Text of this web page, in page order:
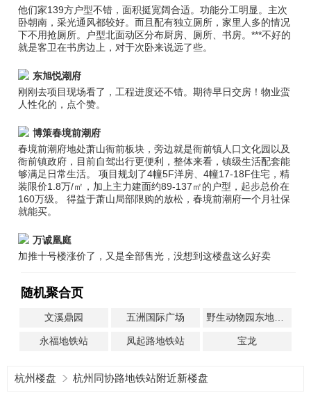
他们家139方户型不错，面积挺宽阔合适。功能分工明显。主次
卧朝南，采光通风都较好。而且配有独立厕所，家里人多的情况
下不用抢厕所。户型北面动区分布厨房、厕所、书房。***不好的
就是客卫在书房边上，对于次卧来说远了些。
东旭悦潮府
刚刚去项目现场看了，工程进度还不错。期待早日交房！物业蛮
人性化的，点个赞。
博策春境前潮府
春境前潮府地处萧山衙前板块，旁边就是衙前镇人口文化园以及
衙前镇政府，目前自驾出行更便利，整体来看，镇级生活配套能
够满足日常生活。 项目规划了4幢5F洋房、4幢17-18F住宅，精
装限价1.8万/㎡，加上主力建面约89-137㎡的户型，起步总价在
160万级。 得益于萧山局部限购的放松，春境前潮府一个月社保
就能买。
万诚凰庭
加推十号楼涨价了，又是全部售光，没想到这楼盘这么好卖
随机聚合页
文溪鼎园 五洲国际广场 野生动物园东地铁站
永福地铁站 凤起路地铁站 宝龙
杭州楼盘 杭州同协路地铁站附近新楼盘